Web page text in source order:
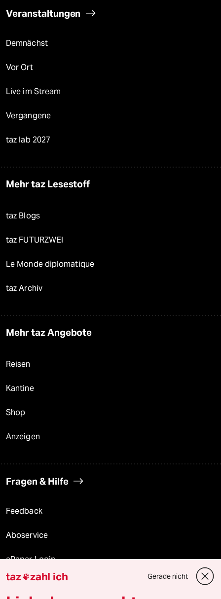
Veranstaltungen
Demnächst
Vor Ort
Live im Stream
Vergangene
taz lab 2027
Mehr taz Lesestoff
taz Blogs
taz FUTURZWEI
Le Monde diplomatique
taz Archiv
Mehr taz Angebote
Reisen
Kantine
Shop
Anzeigen
Fragen & Hilfe
Feedback
Aboservice
ePaper Login
Downloads für Abonnierende
taz zahl ich Gerade nicht